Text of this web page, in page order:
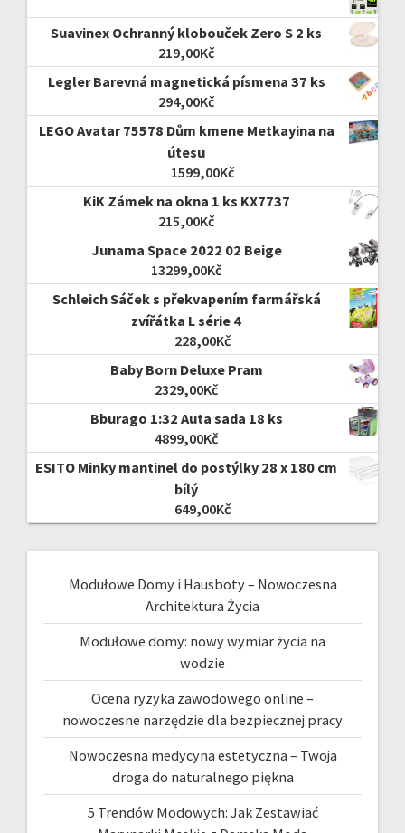
Suavinex Ochranný klobouček Zero S 2 ks
219,00Kč
Legler Barevná magnetická písmena 37 ks
294,00Kč
LEGO Avatar 75578 Dům kmene Metkayina na
útesu
1599,00Kč
KiK Zámek na okna 1 ks KX7737
215,00Kč
Junama Space 2022 02 Beige
13299,00Kč
Schleich Sáček s překvapením farmářská
zvířátka L série 4
228,00Kč
Baby Born Deluxe Pram
2329,00Kč
Bburago 1:32 Auta sada 18 ks
4899,00Kč
ESITO Minky mantinel do postýlky 28 x 180 cm
bílý
649,00Kč
Modułowe Domy i Hausboty – Nowoczesna
Architektura Życia
Modułowe domy: nowy wymiar życia na
wodzie
Ocena ryzyka zawodowego online –
nowoczesne narzędzie dla bezpiecznej pracy
Nowoczesna medycyna estetyczna – Twoja
droga do naturalnego piękna
5 Trendów Modowych: Jak Zestawiać